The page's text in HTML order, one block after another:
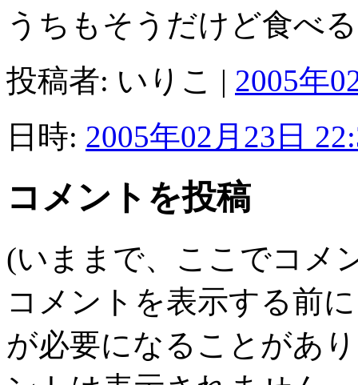
うちもそうだけど食べ
投稿者: いりこ | 2005年
日時: 2005年02月23日
コメントを投稿
(いままで、ここでコメ
コメントを表示する前
が必要になることがあ